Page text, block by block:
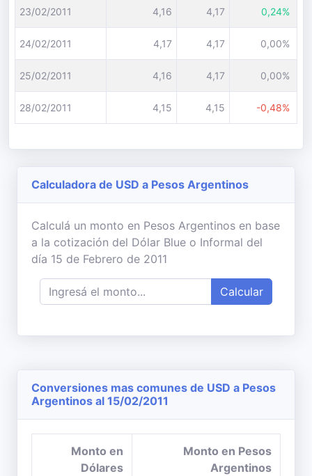
23/02/2011 4,16 4,17 0,24%
24/02/2011 4,17 4,17 0,00%
25/02/2011 4,16 4,17 0,00%
28/02/2011 4,15 4,15 -0,48%
Calculadora de USD a Pesos Argentinos
Calculá un monto en Pesos Argentinos en base
a la cotización del Dólar Blue o Informal del
día 15 de Febrero de 2011
Calcular
Conversiones mas comunes de USD a Pesos
Argentinos al 15/02/2011
Monto en
Dólares
Monto en Pesos
Argentinos